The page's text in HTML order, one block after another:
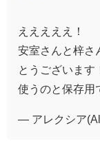
えええええ！
安室さんと梓さ
とうございます
使うのと保存用
— アレクシア